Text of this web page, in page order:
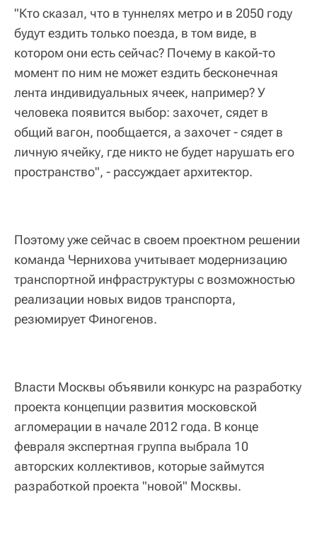
"Кто сказал, что в туннелях метро и в 2050 году
будут ездить только поезда, в том виде, в
котором они есть сейчас? Почему в какой-то
момент по ним не может ездить бесконечная
лента индивидуальных ячеек, например? У
человека появится выбор: захочет, сядет в
общий вагон, пообщается, а захочет - сядет в
личную ячейку, где никто не будет нарушать его
пространство", - рассуждает архитектор.
Поэтому уже сейчас в своем проектном решении
команда Чернихова учитывает модернизацию
транспортной инфраструктуры с возможностью
реализации новых видов транспорта,
резюмирует Финогенов.
Власти Москвы объявили конкурс на разработку
проекта концепции развития московской
агломерации в начале 2012 года. В конце
февраля экспертная группа выбрала 10
авторских коллективов, которые займутся
разработкой проекта "новой" Москвы.